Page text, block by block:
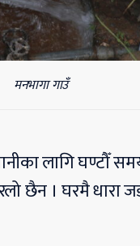
मनभागा गाउँ
लागि घण्टौँ
छैन । घरमै धारा